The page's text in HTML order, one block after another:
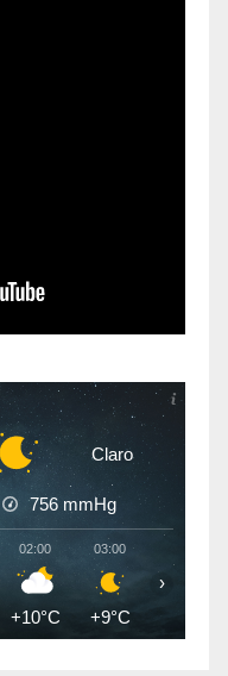
Claro
756 mmHg
02:00
+10°C
03:00
+9°C +9°C
›